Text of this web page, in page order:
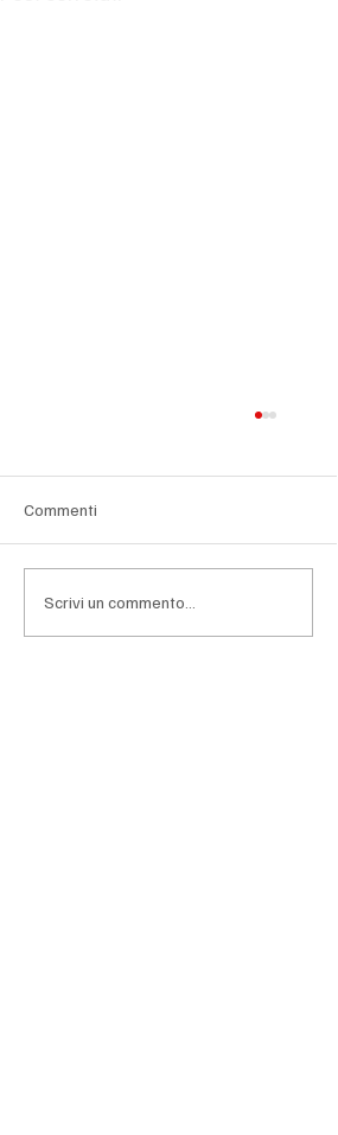
Commenti
Scrivi un commento...